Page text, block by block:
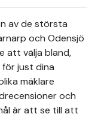
av de största
och Odensjö
att välja bland,
för just dina
mäklare
och
är att se till att